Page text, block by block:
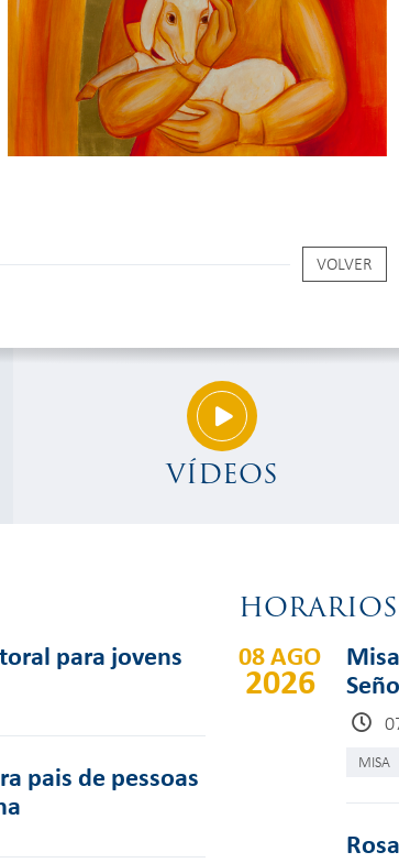
VOLVER
VÍDEOS
para jovens
pais de pessoas
HORARIOS
08 AGO
2026
MISA